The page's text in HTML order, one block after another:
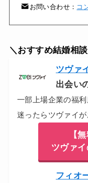
お問い合わせ： コ
＼おすすめ結婚相
ツヴァ
出会い
一部上場企業の福
迷ったらツヴァイ
【
ツヴァ
フィオ